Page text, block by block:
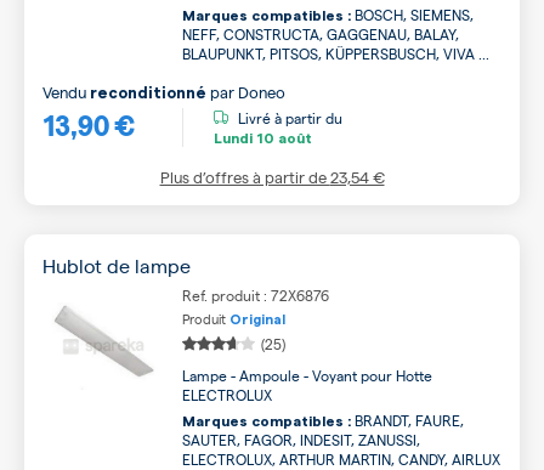
Marques compatibles : BOSCH, SIEMENS,
NEFF, CONSTRUCTA, GAGGENAU, BALAY,
BLAUPUNKT, PITSOS, KÜPPERSBUSCH, VIVA ...
13,90 €
Vendu reconditionné par Doneo
Livré à partir du
Lundi 10 août
Plus d’offres à partir de23,54 €
Hublot de lampe
Ref. produit : 72X6876
Produit Original
(25)
Lampe - Ampoule - Voyant pour Hotte
ELECTROLUX
Marques compatibles : BRANDT, FAURE,
SAUTER, FAGOR, INDESIT, ZANUSSI,
ELECTROLUX, ARTHUR MARTIN, CANDY, AIRLUX